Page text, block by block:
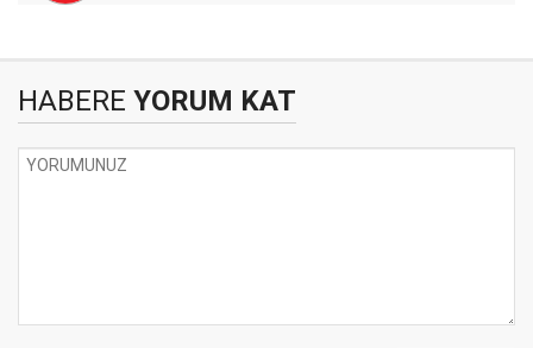
HABERE YORUM KAT